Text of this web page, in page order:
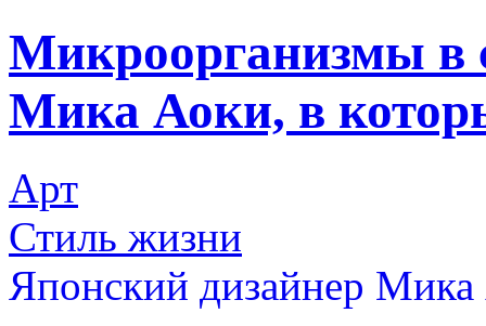
Микроорганизмы в
Мика Аоки, в
Арт
Стиль жизни
Японский дизайнер Мика